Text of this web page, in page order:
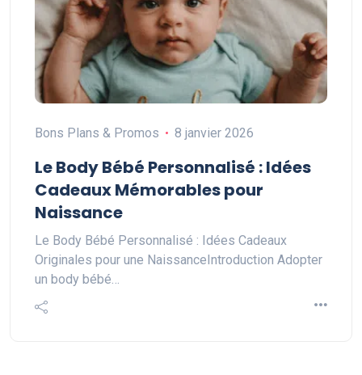
Bons Plans & Promos 8 janvier 2026
Le Body Bébé Personnalisé : Idées
Cadeaux Mémorables pour
Naissance
Le Body Bébé Personnalisé : Idées Cadeaux
Originales pour une NaissanceIntroduction Adopter
un body bébé…